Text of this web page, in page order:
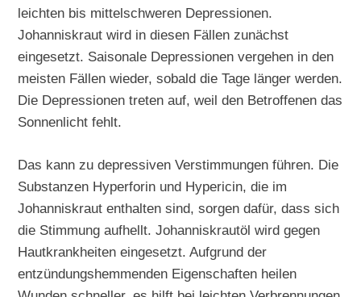
leichten bis mittelschweren Depressionen.
Johanniskraut wird in diesen Fällen zunächst
eingesetzt. Saisonale Depressionen vergehen in den
meisten Fällen wieder, sobald die Tage länger werden.
Die Depressionen treten auf, weil den Betroffenen das
Sonnenlicht fehlt.
Das kann zu depressiven Verstimmungen führen. Die
Substanzen Hyperforin und Hypericin, die im
Johanniskraut enthalten sind, sorgen dafür, dass sich
die Stimmung aufhellt. Johanniskrautöl wird gegen
Hautkrankheiten eingesetzt. Aufgrund der
entzündungshemmenden Eigenschaften heilen